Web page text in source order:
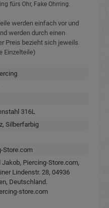
fürs Ohr, Fake Ohrring.
werden einfach vor und
werden durch einen
Preis bezieht sich jeweils
Einzelteile)
316L
, Silberfarbig
Store.com
Jakob, Piercing-Store.com,
Lindenstr. 28, 04936
Deutschland.
store.com